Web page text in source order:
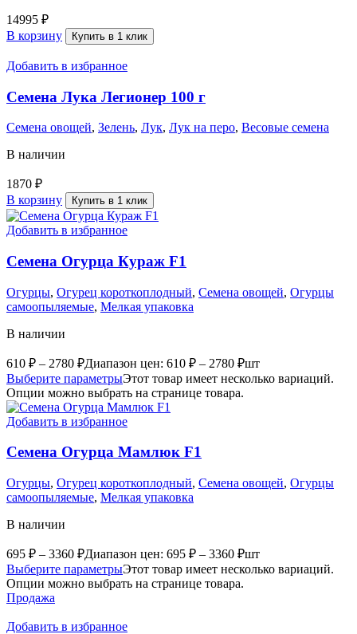
14995 ₽
В корзину
Купить в 1 клик
Добавить в избранное
Семена Лука Легионер 100 г
Семена овощей, Зелень, Лук, Лук на перо, Весовые семена
В наличии
1870 ₽
В корзину
Купить в 1 клик
Добавить в избранное
Семена Огурца Кураж F1
Огурцы, Огурец короткоплодный, Семена овощей, Огурцы
самоопыляемые, Мелкая упаковка
В наличии
610 ₽ – 2780 ₽Диапазон цен: 610 ₽ – 2780 ₽шт
Выберите параметрыЭтот товар имеет несколько вариаций.
Опции можно выбрать на странице товара.
Добавить в избранное
Семена Огурца Мамлюк F1
Огурцы, Огурец короткоплодный, Семена овощей, Огурцы
самоопыляемые, Мелкая упаковка
В наличии
695 ₽ – 3360 ₽Диапазон цен: 695 ₽ – 3360 ₽шт
Выберите параметрыЭтот товар имеет несколько вариаций.
Опции можно выбрать на странице товара.
Продажа
Добавить в избранное